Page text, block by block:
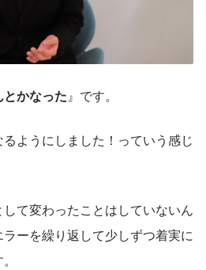
とかなった 』です。
ようにしました！っていう感じ
て変わったことはしていないん
ーを繰り返して少しずつ着実に